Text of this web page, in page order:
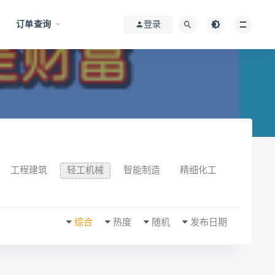
订单查询 登录
工程建筑 轻工机械 智能制造 精细化工
发布日期
随机
热度
综合